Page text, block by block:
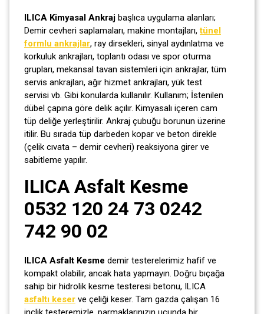
ILICA Kimyasal Ankraj başlıca uygulama alanları;
Demir cevheri saplamaları, makine montajları,tünel
formlu ankrajlar, ray dirsekleri, sinyal aydınlatma ve
korkuluk ankrajları, toplantı odası ve spor oturma
grupları, mekansal tavan sistemleri için ankrajlar, tüm
servis ankrajları, ağır hizmet ankrajları, yük test
servisi vb. Gibi konularda kullanılır. Kullanım; İstenilen
dübel çapına göre delik açılır. Kimyasalı içeren cam
tüp deliğe yerleştirilir. Ankraj çubuğu borunun üzerine
itilir. Bu sırada tüp darbeden kopar ve beton direkle
(çelik cıvata – demir cevheri) reaksiyona girer ve
sabitleme yapılır.
ILICA Asfalt Kesme
0532 120 24 73 0242
742 90 02
ILICA Asfalt Kesme demir testerelerimiz hafif ve
kompakt olabilir, ancak hata yapmayın. Doğru bıçağa
sahip bir hidrolik kesme testeresi betonu, ILICA
asfaltı keser ve çeliği keser. Tam gazda çalışan 16